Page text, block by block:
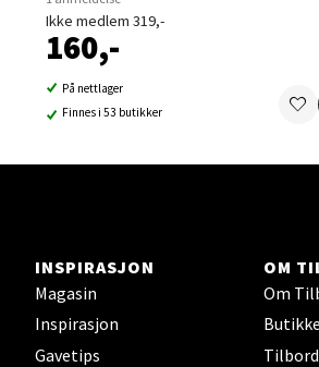
Ikke medlem 319,-
160,-
På nettlager
Finnes i 53 butikker
INSPIRASJON
Magasin
Inspirasjon
Gavetips
OM
Om
0 i butikk
Sortland - Sortland
0 i butikk